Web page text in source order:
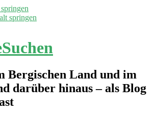
springen
Bergischen Land und im
darüber hinaus – als Blog